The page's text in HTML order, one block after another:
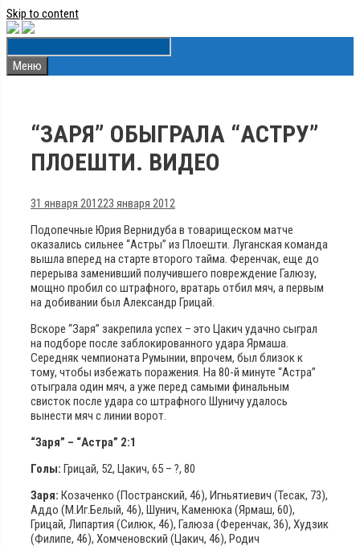
Skip to content
Меню
“ЗАРЯ” ОБЫГРАЛА “АСТРУ”
ПЛОЕШТИ. ВИДЕО
31 января 201223 января 2012
Подопечные Юрия Вернидуба в товарищеском матче
оказались сильнее “Астры” из Плоешти. Луганская команда
вышла вперед на старте второго тайма. Ференчак, еще до
перерыва заменивший получившего повреждение Галюзу,
мощно пробил со штрафного, вратарь отбил мяч, а первым
на добивании был Александр Грицай.
Вскоре “Заря” закрепила успех – это Цакич удачно сыграл
на подборе после заблокированного удара Ярмаша.
Середняк чемпионата Румынии, впрочем, был близок к
тому, чтобы избежать поражения. На 80-й минуте “Астра”
отыграла один мяч, а уже перед самыми финальным
свисток после удара со штрафного Шуничу удалось
вынести мяч с линии ворот.
“Заря” – “Астра” 2:1
Голы: Грицай, 52, Цакич, 65 – ?, 80
Заря: Козаченко (Постранский, 46), Игньятиевич (Тесак, 73),
Аддо (М.Иг.Белый, 46), Шунич, Каменюка (Ярмаш, 60),
Грицай, Липартия (Силюк, 46), Галюза (Ференчак, 36), Худзик
(Филипе, 46), Хомченовский (Цакич, 46), Родич